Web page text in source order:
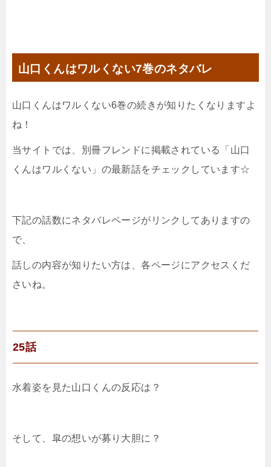
山口くんはワルくない7巻のネタバレ
山口くんはワルくない6巻の続きが知りたくなりますよ
ね！
当サイトでは、別冊フレンドに掲載されている「 山口
くんはワルくない 」の最新話をチェックしています☆
下記の話数にネタバレページがリンクしてありますの
で、
話しの内容が知りたい方は、各ページにアクセスくだ
さいね。
25話
水着姿を見た山口くんの反応は？
そして、皐の想いが募り大胆に？